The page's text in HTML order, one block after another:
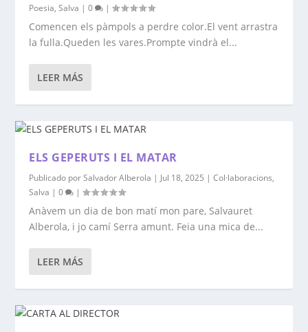
Poesia,Salva |0 |
Comencen els pàmpols a perdre color.El vent arrastra
la fulla.Queden les vares.Prompte vindrà el...
LEER MÁS
ELS GEPERUTS I EL MATAR
Publicado porSalvador Alberola | Jul 18, 2025 |Col·laboracions,
Salva |0 |
Anàvem un dia de bon matí mon pare, Salvauret
Alberola, i jo camí Serra amunt. Feia una mica de...
LEER MÁS